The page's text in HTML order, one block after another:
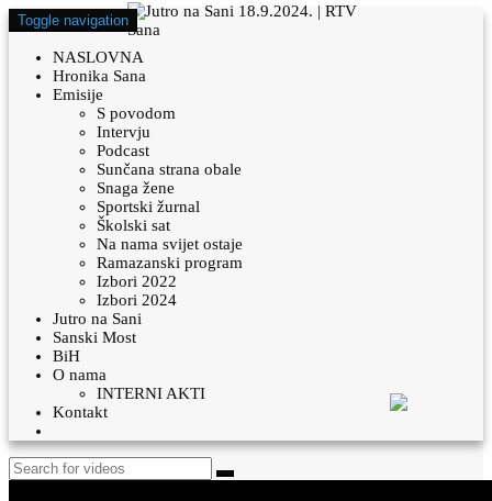
Toggle navigation
NASLOVNA
Hronika Sana
Emisije
S povodom
Intervju
Podcast
Sunčana strana obale
Snaga žene
Sportski žurnal
Školski sat
Na nama svijet ostaje
Ramazanski program
Izbori 2022
Izbori 2024
Jutro na Sani
Sanski Most
BiH
O nama
INTERNI AKTI
Kontakt